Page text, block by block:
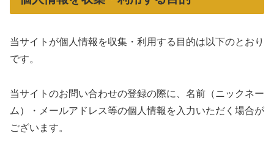
当サイトが個人情報を収集・利用する目的は以下のとおり
です。
当サイトのお問い合わせの登録の際に、名前（ニックネー
ム）・メールアドレス等の個人情報を入力いただく場合が
ございます。